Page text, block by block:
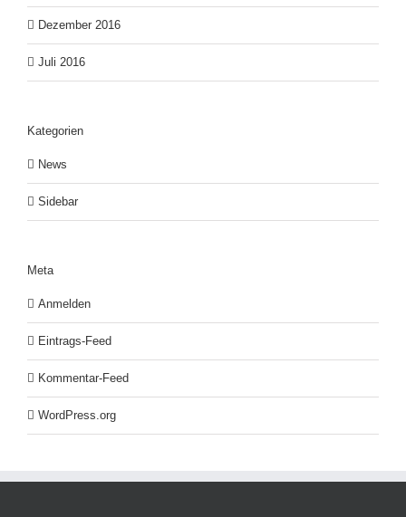
Dezember 2016
Juli 2016
Kategorien
News
Sidebar
Meta
Anmelden
Eintrags-Feed
Kommentar-Feed
WordPress.org